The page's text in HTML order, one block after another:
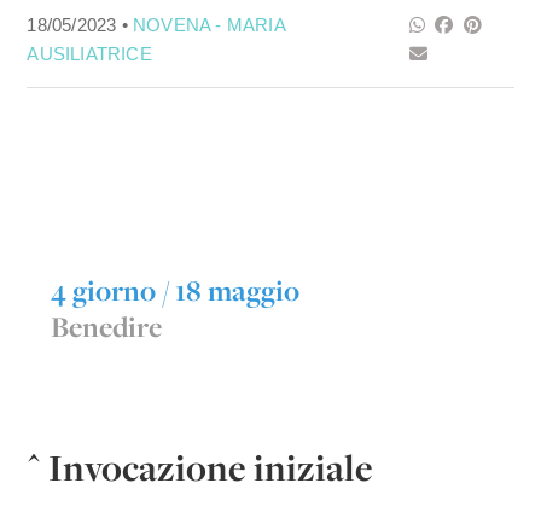
18/05/2023 • NOVENA - MARIA
AUSILIATRICE
4 giorno / 18 maggio
Benedire
^ Invocazione iniziale